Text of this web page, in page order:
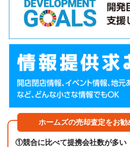
ホームズの売却査定をお勧
①競合に比べて提携会社数が多い